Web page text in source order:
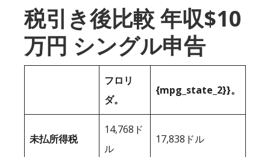
税引き後比較 年収$10
万円 シングル申告
フロリ
ダ。
{mpg_state_2}}。
未払所得税
14,768ド
ル
17,838ドル